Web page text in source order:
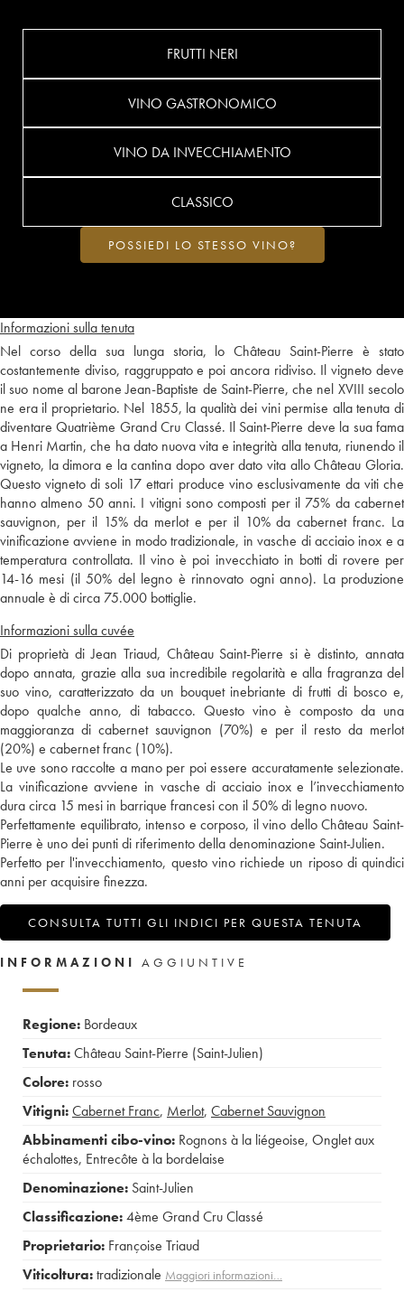
Informazioni sulla tenuta
Nel corso della sua lunga storia, lo Château Saint-Pierre è stato
costantemente diviso, raggruppato e poi ancora ridiviso. Il vigneto deve
il suo nome al barone Jean-Baptiste de Saint-Pierre, che nel XVIII secolo
ne era il proprietario. Nel 1855, la qualità dei vini permise alla tenuta di
diventare Quatrième Grand Cru Classé. Il Saint-Pierre deve la sua fama
a Henri Martin, che ha dato nuova vita e integrità alla tenuta, riunendo il
vigneto, la dimora e la cantina dopo aver dato vita allo Château Gloria.
Questo vigneto di soli 17 ettari produce vino esclusivamente da viti che
hanno almeno 50 anni. I vitigni sono composti per il 75% da cabernet
sauvignon, per il 15% da merlot e per il 10% da cabernet franc. La
vinificazione avviene in modo tradizionale, in vasche di acciaio inox e a
temperatura controllata. Il vino è poi invecchiato in botti di rovere per
14-16 mesi (il 50% del legno è rinnovato ogni anno). La produzione
annuale è di circa 75.000 bottiglie.
Informazioni sulla cuvée
Di proprietà di Jean Triaud, Château Saint-Pierre si è distinto, annata
dopo annata, grazie alla sua incredibile regolarità e alla fragranza del
suo vino, caratterizzato da un bouquet inebriante di frutti di bosco e,
dopo qualche anno, di tabacco. Questo vino è composto da una
maggioranza di cabernet sauvignon (70%) e per il resto da merlot
(20%) e cabernet franc (10%).
Le uve sono raccolte a mano per poi essere accuratamente selezionate.
La vinificazione avviene in vasche di acciaio inox e l’invecchiamento
dura circa 15 mesi in barrique francesi con il 50% di legno nuovo.
Perfettamente equilibrato, intenso e corposo, il vino dello Château Saint-
Pierre è uno dei punti di riferimento della denominazione Saint-Julien.
Perfetto per l'invecchiamento, questo vino richiede un riposo di quindici
anni per acquisire finezza.
CONSULTA TUTTI GLI INDICI PER QUESTA TENUTA
FRUTTI NERI
VINO GASTRONOMICO
VINO DA INVECCHIAMENTO
CLASSICO
POSSIEDI LO STESSO VINO?
INFORMAZIONI AGGIUNTIVE
Regione: Bordeaux
Tenuta:Château Saint-Pierre (Saint-Julien)
Colore: rosso
Vitigni:Cabernet Franc, Merlot, Cabernet Sauvignon
Abbinamenti cibo-vino: Rognons à la liégeoise, Onglet aux
échalottes, Entrecôte à la bordelaise
Denominazione: Saint-Julien
Classificazione:4ème Grand Cru Classé
Proprietario: Françoise Triaud
Viticoltura:tradizionale Maggiori informazioni…